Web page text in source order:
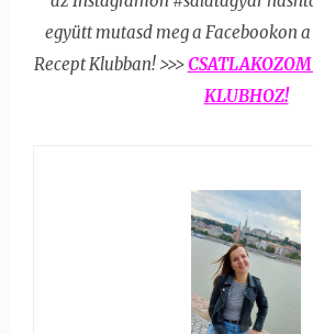
együttmutasd meg a Facebookon
Recept Klubban! >>>
KLUBHOZ!